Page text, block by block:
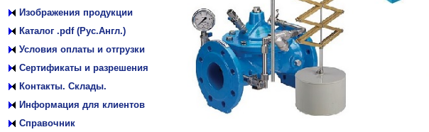
Изображения продукции
Каталог .pdf (Рус.Англ.)
Условия оплаты и отгрузки
Сертификаты и разрешения
Контакты. Склады.
Информация для клиентов
Справочник